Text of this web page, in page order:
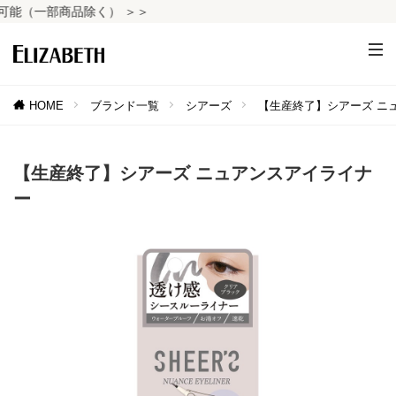
一部商品除く） ＞＞
HOME ブランド一覧 シアーズ 【生産終了】シアーズ ニ
【生産終了】シアーズ ニュアンスアイライナ
ー